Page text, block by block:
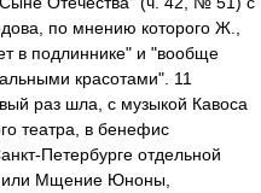
по мнению которого Ж.,
в подлиннике" и "вообще
красотами". 11
раз шла, с музыкой Кавоса
театра, в бенефис
Петербурге отдельной
или Мщение Юноны,